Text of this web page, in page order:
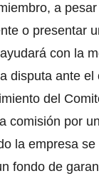
a
o presentar
con la
disputa ante
del
comisión por
la empresa
fondo de